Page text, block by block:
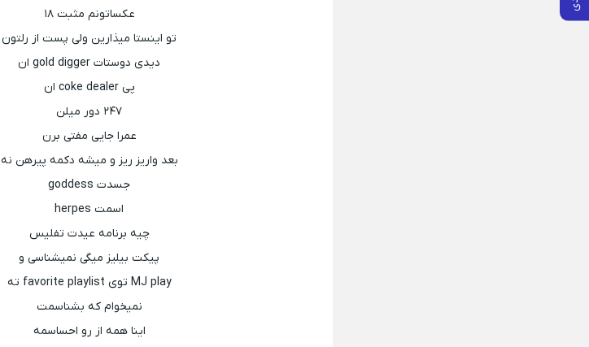
عکساتونم مثبت ۱۸
تو اینستا میذارین ولی پست از رلتون
دیدی دوستات gold digger ان
پی coke dealer ان
۲۴۷ دور میلن
عمرا جایی مفتی برن
بعد واریز ریز و میشه دکمه پیرهن نه
جسدت goddess
اسمت herpes
چیه برنامه عیدت تفلیس
پیکت بیلیز میگی نمیشناسی و
MJ play توی favorite playlist ته
نمیخوام که بشناسمت
اینا همه از رو احساسمه